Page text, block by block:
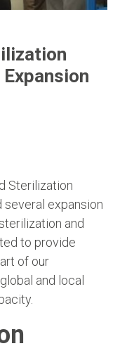
Sterilization
several expansion
and
to provide
of our
and local